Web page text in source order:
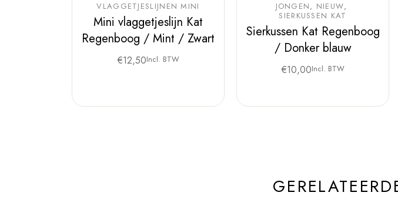
VLAGGETJESLIJNEN MINI
Mini vlaggetjeslijn Kat
Regenboog / Mint / Zwart
€12,50Incl. BTW
JONGEN
NIEUW
SIERKUSSEN KAT
Sierkussen Kat Regenboog
/ Donker blauw
€10,00Incl. BTW